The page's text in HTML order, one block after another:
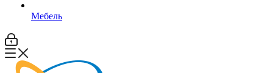
Мебель